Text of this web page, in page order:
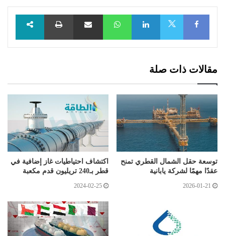
Facebook
LinkedIn
WhatsAppمشاركة عبر البريد طباعة
مقالات ذات صلة
توسعة حقل الشمال القطري تمنح
عقدًا مهمًا لشركة يابانية
2026-01-21
اكتشاف احتياطيات غاز إضافية في
قطر بـ240 تريليون قدم مكعبة
2024-02-25